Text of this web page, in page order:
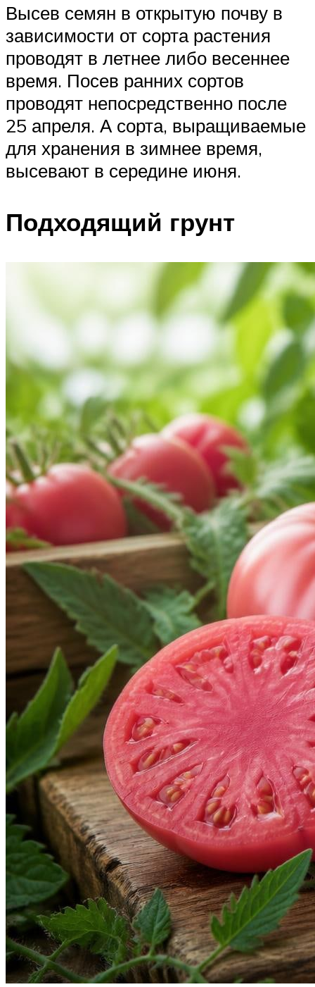
Высев семян в открытую почву в
зависимости от сорта растения
проводят в летнее либо весеннее
время. Посев ранних сортов
проводят непосредственно после
25 апреля. А сорта, выращиваемые
для хранения в зимнее время,
высевают в середине июня.
Подходящий грунт